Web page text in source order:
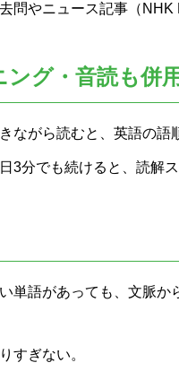
問やニュース記事（
ング・音読も併
ながら読むと、英語の語
3分でも続けると、読解
単語があっても、文脈か
すぎない。